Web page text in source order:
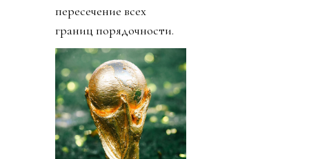
пересечение всех
границ порядочности.